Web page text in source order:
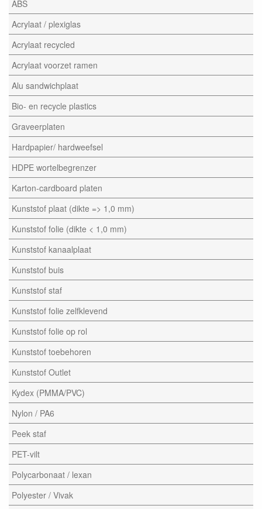
ABS
Acrylaat / plexiglas
Acrylaat recycled
Acrylaat voorzet ramen
Alu sandwichplaat
Bio- en recycle plastics
Graveerplaten
Hardpapier/ hardweefsel
HDPE wortelbegrenzer
Karton-cardboard platen
Kunststof plaat (dikte => 1,0 mm)
Kunststof folie (dikte < 1,0 mm)
Kunststof kanaalplaat
Kunststof buis
Kunststof staf
Kunststof folie zelfklevend
Kunststof folie op rol
Kunststof toebehoren
Kunststof Outlet
Kydex (PMMA/PVC)
Nylon / PA6
Peek staf
PET-vilt
Polycarbonaat / lexan
Polyester / Vivak